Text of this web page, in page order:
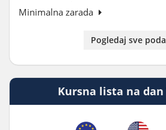
Minimalna zarada
Pogledaj sve
Kursna lista na dan